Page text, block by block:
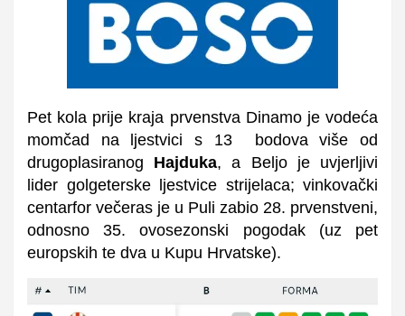
Pet kola prije kraja prvenstva Dinamo je vodeća
momčad na ljestvici s 13 bodova više od
drugoplasiranog Hajduka, a Beljo je uvjerljivi
lider golgeterske ljestvice strijelaca; vinkovački
centarfor večeras je u Puli zabio 28. prvenstveni,
odnosno 35. ovosezonski pogodak (uz pet
europskih te dva u Kupu Hrvatske).